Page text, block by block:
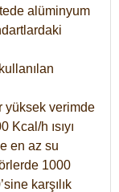
alüminyum
yüksek verimde
Kcal/h ısıyı
en az su
1000
karşılık